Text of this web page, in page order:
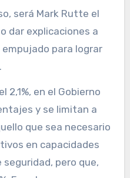
será Mark Rutte el
dar explicaciones a
empujado para lograr
2,1%, en el Gobierno
y se limitan a
que sea necesario
en capacidades
pero que,